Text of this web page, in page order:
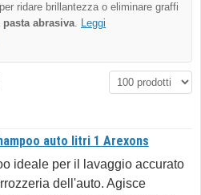
ridare brillantezza o eliminare graffi
pasta abrasiva. Leggi
auto litri 1 Arexons
ideale per il lavaggio accurato
dell'auto. Agisce